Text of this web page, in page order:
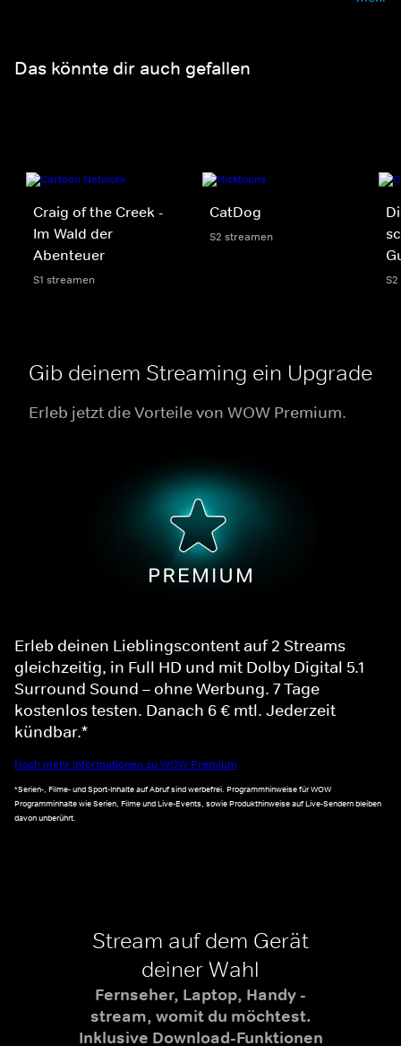
Das könnte dir auch gefallen
Craig of the Creek -
Im Wald der
Abenteuer
S1 streamen
CatDog
S2 streamen
Gib deinem Streaming ein Upgrade
Erleb jetzt die Vorteile von WOW Premium.
Erleb deinen Lieblingscontent auf 2 Streams
gleichzeitig, in Full HD und mit Dolby Digital 5.1
Surround Sound – ohne Werbung. 7 Tage
kostenlos testen. Danach 6 € mtl. Jederzeit
kündbar.*
Noch mehr Informationen zu WOW Premium
*Serien-, Filme- und Sport-Inhalte auf Abruf sind werbefrei. Programmhinweise für WOW
Programminhalte wie Serien, Filme und Live-Events, sowie Produkthinweise auf Live-Sendern bleiben
davon unberührt.
Stream auf dem Gerät
deiner Wahl
Fernseher, Laptop, Handy -
stream, womit du möchtest.
Inklusive Download-Funktionen